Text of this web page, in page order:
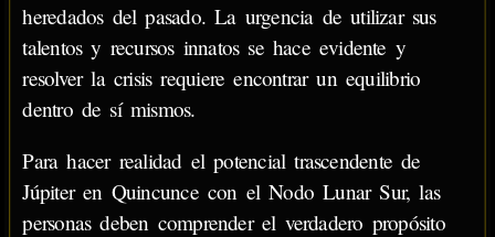
heredados del pasado. La urgencia de utilizar sus
talentos y recursos innatos se hace evidente y
resolver la crisis requiere encontrar un equilibrio
dentro de sí mismos.
Para hacer realidad el potencial trascendente de
Júpiter en Quincunce con el Nodo Lunar Sur, las
personas deben comprender el verdadero propósito